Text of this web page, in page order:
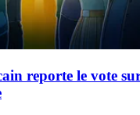
reporte le vote